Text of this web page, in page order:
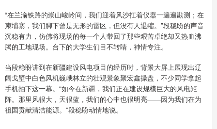
“在兰渝铁路的崇山峻岭间，我们迎着风沙扛着仪器一遍遍勘测；在
柬埔寨，我们脚下曾是无形的雷区，但没有人退缩。”段稳盼的声音
沉稳有力，仿佛将现场的每一个人带回了那些艰苦卓绝却又热血沸
腾的工地现场。台下的大学生们目不转睛，神情专注。
当段稳盼讲到在新疆建设风电项目的经历时，背景大屏上展现出辽
阔戈壁中白色风机巍峨林立的壮观景象聚宏鑫操盘，不少同学拿起
手机拍下这一幕。“如今在新疆，我们正在建设规模巨大的风电矩
阵。那里风很大，天很蓝，我们的心中也很明亮——因为我们在为
祖国贡献清洁能源。”段稳盼动情地说。